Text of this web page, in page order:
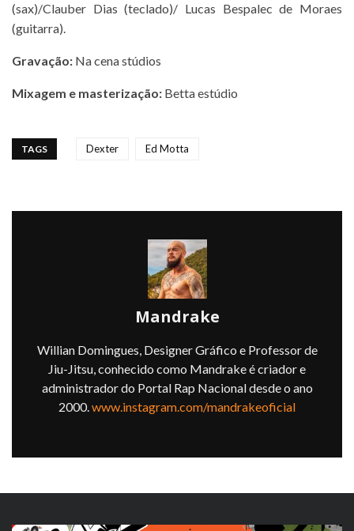
(sax)/Clauber Dias (teclado)/ Lucas Bespalec de Moraes
(guitarra).
Gravação: Na cena stúdios
Mixagem e masterização: Betta estúdio
TAGS Dexter Ed Motta
Mandrake
Willian Domingues, Designer Gráfico e Professor de
Jiu-Jitsu, conhecido como Mandrake é criador e
administrador do Portal Rap Nacional desde o ano
2000.www.instagram.com/mandrakeoficial